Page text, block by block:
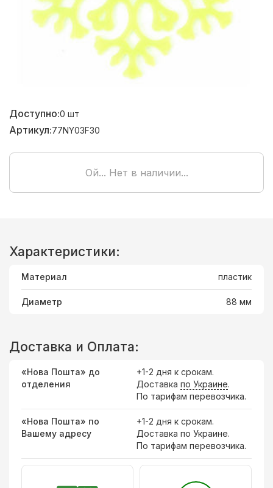
Доступно:0 шт
Артикул:77NY03F30
Ой... Нет в наличии...
Характеристики:
Материал пластик
Диаметр 88 мм
Доставка и Оплата:
«Нова Пошта» до
отделения
+1-2 дня к срокам.
Доставка по Украине.
По тарифам перевозчика.
«Нова Пошта» по
Вашему адресу
+1-2 дня к срокам.
Доставка по Украине.
По тарифам перевозчика.